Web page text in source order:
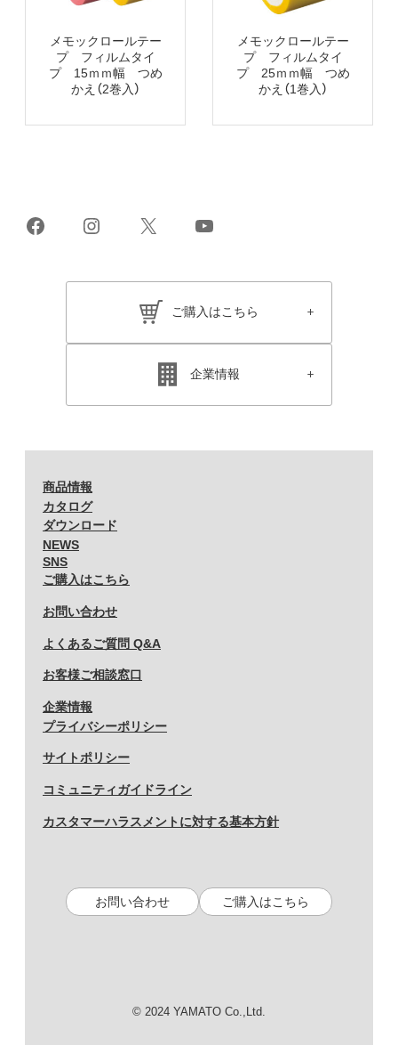
メモックロールテー
プ フィルムタイ
プ 15ｍｍ幅 つめ
かえ（2巻入）
メモックロールテー
プ フィルムタイ
プ 25ｍｍ幅 つめ
かえ（1巻入）
FacebookInstagram
X YouTube
ご購入はこちら
企業情報
商品情報
カタログ
ダウンロード
NEWS
SNS
ご購入はこちら
お問い合わせ
よくあるご質問 Q&A
お客様ご相談窓口
企業情報
プライバシーポリシー
サイトポリシー
コミュニティガイドライン
カスタマーハラスメントに対する基本方針
お問い合わせ ご購入はこちら
© 2024 YAMATO Co.,Ltd.